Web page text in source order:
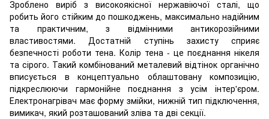
Зроблено виріб з високоякісної нержавіючої сталі, що
робить його стійким до пошкоджень, максимально надійним
та практичним, з відмінними антикорозійними
властивостями. Достатній ступінь захисту сприяє
безпечності роботи тена. Колір тена - це поєднання нікеля
та сірого. Такий комбінований металевий відтінок органічно
вписується в концептуально облаштовану композицію,
підкреслюючи гармонійне поєднання з усім інтер'єром.
Електронагрівач має форму змійки, нижній тип підключення,
вимикач, який розташований зліва та дві секції.